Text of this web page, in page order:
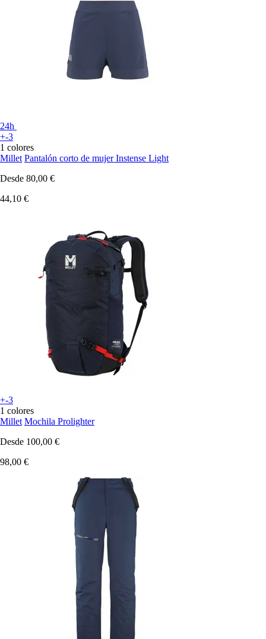
24h
+-3
1 colores
Millet Pantalón corto de mujer Instense Light
Desde 80,00 €
44,10 €
+-3
1 colores
Millet Mochila Prolighter
Desde 100,00 €
98,00 €